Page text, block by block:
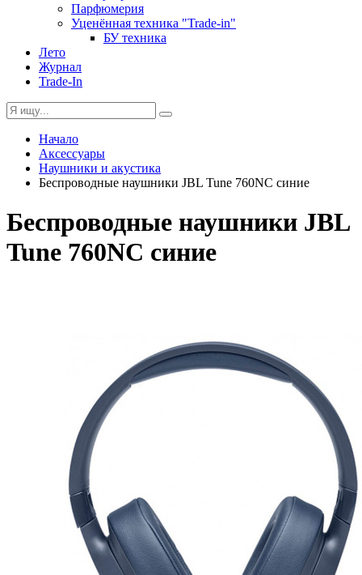
Парфюмерия
Уценённая техника "Trade-in"
БУ техника
Лето
Журнал
Trade-In
Начало
Аксессуары
Наушники и акустика
Беспроводные наушники JBL Tune 760NC синие
Беспроводные наушники JBL
Tune 760NC синие